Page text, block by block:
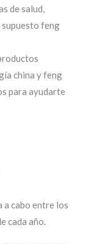
de salud,
feng
china y feng
para ayudarte
a cabo entre los
cada año.